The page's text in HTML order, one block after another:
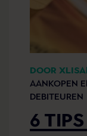
DOOR
AANKOPEN
DEBITEUREN
6